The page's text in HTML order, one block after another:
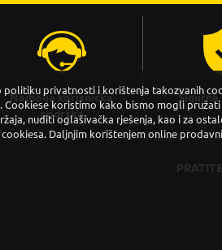
Najbolja korisnička
podrška
politiku privatnosti i korištenja takozvanih
koristimo kako bismo mogli
nuditi oglašivačka rješenja, kao i za
Daljnjim korištenjem online